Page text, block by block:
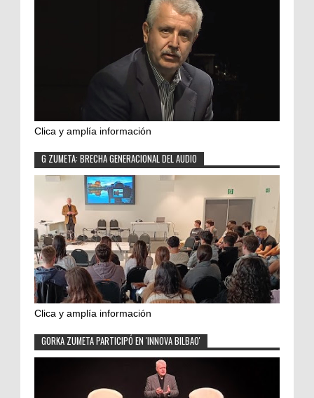
Clica y amplía información
G ZUMETA: BRECHA GENERACIONAL DEL AUDIO
Clica y amplía información
GORKA ZUMETA PARTICIPÓ EN 'INNOVA BILBAO'